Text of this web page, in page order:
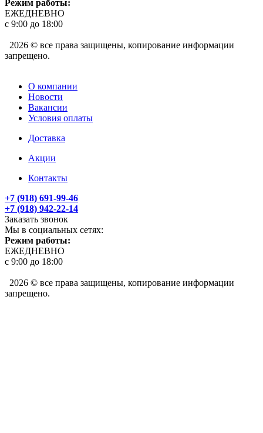
Режим работы:
ЕЖЕДНЕВНО
с 9:00 до 18:00
2026 © все права защищены, копирование информации
запрещено.
О компании
Новости
Вакансии
Условия оплаты
Доставка
Акции
Контакты
+7 (918) 691-99-46
+7 (918) 942-22-14
Заказать звонок
Мы в социальных сетях:
Режим работы:
ЕЖЕДНЕВНО
с 9:00 до 18:00
2026 © все права защищены, копирование информации
запрещено.